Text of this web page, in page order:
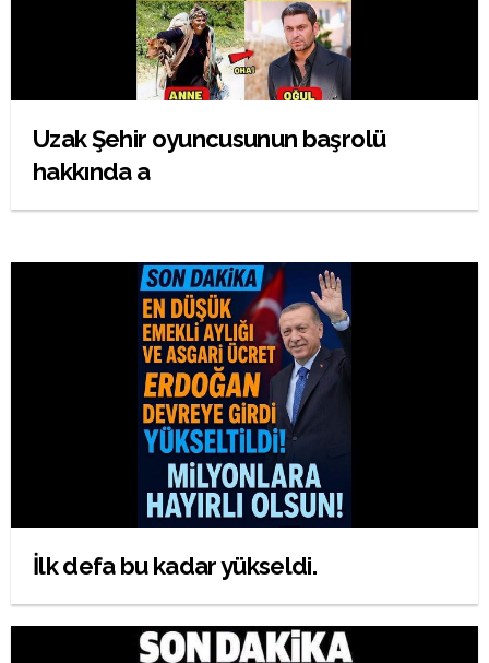
Uzak Şehir oyuncusunun başrolü
hakkında a
İlk defa bu kadar yükseldi.